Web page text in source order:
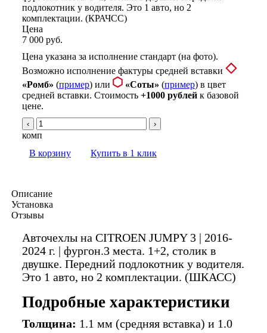
Цена
7 000 руб.
Цена указана за исполнение стандарт (на фото).
Возможно исполнение фактуры средней вставки
«Ромб» (пример) или «Соты» (пример) в цвет
средней вставки. Стоимость +1000 рублейк базовой
цене.
‹ ›
комп
В корзину
Купить в 1 клик
Описание
Установка
Отзывы
Авточехлы на CITROEN JUMPY 3 | 2016-
2024 г. | фургон.3 места. 1+2, столик в
двушке. Передний подлокотник у водителя.
Это 1 авто, но 2 комплектации. (ШКАСС)
Подробные характеристики
Толщина: 1.1 мм (средняя вставка) и 1.0